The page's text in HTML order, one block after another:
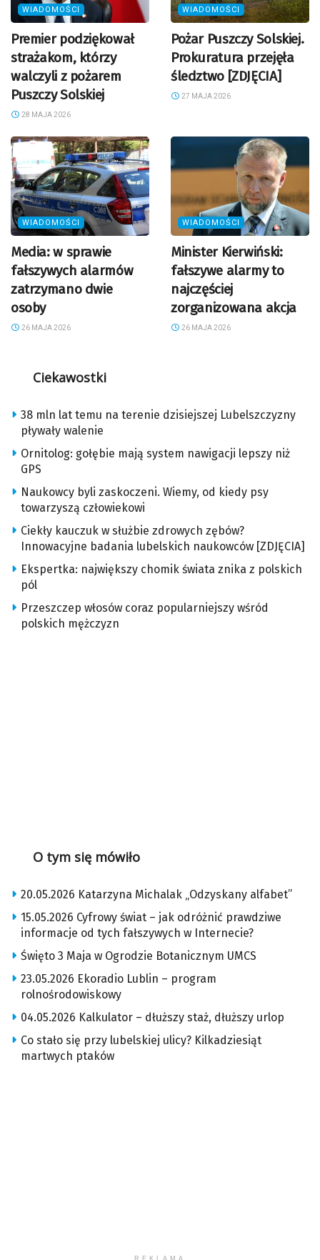
WIADOMOŚCI
Premier podziękował
strażakom, którzy
walczyli z pożarem
Puszczy Solskiej
28 MAJA 2026
WIADOMOŚCI
Pożar Puszczy Solskiej.
Prokuratura przejęła
śledztwo [ZDJĘCIA]
27 MAJA 2026
WIADOMOŚCI
Media: w sprawie
fałszywych alarmów
zatrzymano dwie
osoby
26 MAJA 2026
WIADOMOŚCI
Minister Kierwiński:
fałszywe alarmy to
najczęściej
zorganizowana akcja
26 MAJA 2026
Ciekawostki
38 mln lat temu na terenie dzisiejszej Lubelszczyzny
pływały walenie
Ornitolog: gołębie mają system nawigacji lepszy niż
GPS
Naukowcy byli zaskoczeni. Wiemy, od kiedy psy
towarzyszą człowiekowi
Ciekły kauczuk w służbie zdrowych zębów?
Innowacyjne badania lubelskich naukowców [ZDJĘCIA]
Ekspertka: największy chomik świata znika z polskich
pól
Przeszczep włosów coraz popularniejszy wśród
polskich mężczyzn
O tym się mówiło
20.05.2026 Katarzyna Michalak „Odzyskany alfabet”
15.05.2026 Cyfrowy świat – jak odróżnić prawdziwe
informacje od tych fałszywych w Internecie?
Święto 3 Maja w Ogrodzie Botanicznym UMCS
23.05.2026 Ekoradio Lublin – program
rolnośrodowiskowy
04.05.2026 Kalkulator – dłuższy staż, dłuższy urlop
Co stało się przy lubelskiej ulicy? Kilkadziesiąt
martwych ptaków